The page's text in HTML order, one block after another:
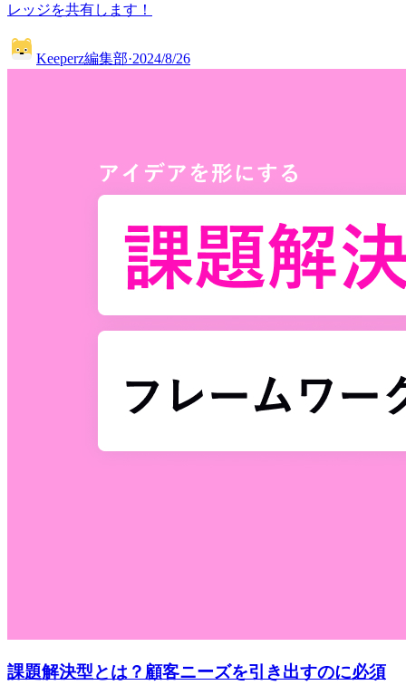
レッジを共有します！
Keeperz編集部·2024/8/26
課題解決型とは？顧客ニーズを引き出すのに必須